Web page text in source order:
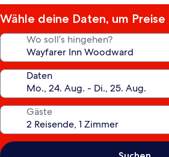
Wähle deine Daten, um Preise
Wo soll’s hingehen?
Daten
Gäste